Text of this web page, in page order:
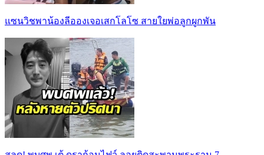
แซนวิชพาน้องลีอองเจอเสกโลโซ สายใยพ่อลูกผูกพัน